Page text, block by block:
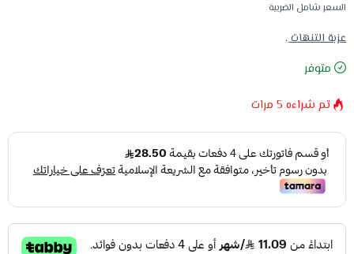
السعر شامل الضريبة
عزبة التنهات ,
متوفر
تم شراءه 5 مرات